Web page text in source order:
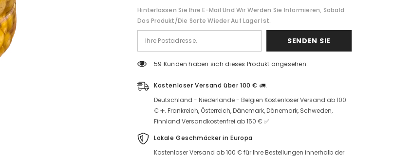
die
Menge
kg
5
kg
Hinterlassen Sie Ihre E-Mail Und Wir Werden Sie Informieren, Sobald
Das Produkt/die Sorte Wieder Auf Lager Ist.
SENDEN SIE
59 Kunden haben sich dieses Produkt angesehen.
Kostenloser Versand über 100 € 🚛.
Deutschland - Niederlande - Belgien Kostenloser Versand ab 100
€ ➕. Frankreich, Österreich, Dänemark, Dänemark, Schweden,
Finnland Versandkostenfrei ab 150 € ✅
Lokale Geschmäcker in Europa
Kostenloser Versand ab 100 € für Ihre Bestellungen innerhalb der